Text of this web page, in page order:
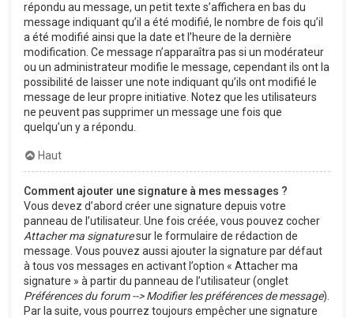
répondu au message, un petit texte s’affichera en bas du
message indiquant qu’il a été modifié, le nombre de fois qu’il
a été modifié ainsi que la date et l’heure de la dernière
modification. Ce message n’apparaîtra pas si un modérateur
ou un administrateur modifie le message, cependant ils ont la
possibilité de laisser une note indiquant qu’ils ont modifié le
message de leur propre initiative. Notez que les utilisateurs
ne peuvent pas supprimer un message une fois que
quelqu’un y a répondu.
Haut
Comment ajouter une signature à mes messages ?
Vous devez d’abord créer une signature depuis votre
panneau de l’utilisateur. Une fois créée, vous pouvez cocher
Attacher ma signaturesur le formulaire de rédaction de
message. Vous pouvez aussi ajouter la signature par défaut
à tous vos messages en activant l’option « Attacher ma
signature » à partir du panneau de l’utilisateur (onglet
Préférences du forum --> Modifier les préférences de message).
Par la suite, vous pourrez toujours empêcher une signature